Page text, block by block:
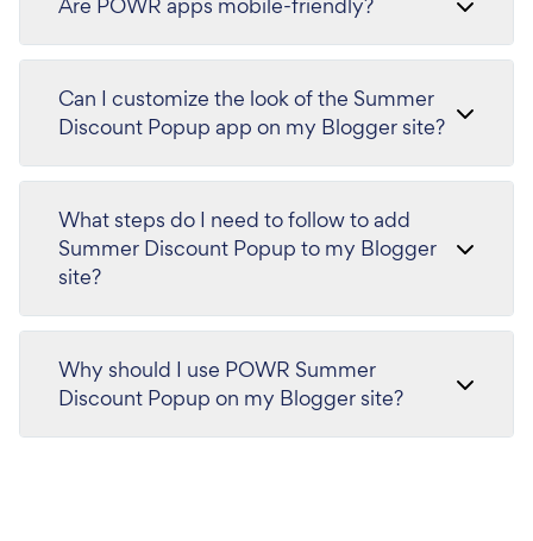
Can I customize the look of the Summer
Discount Popup app on my Blogger site?
What steps do I need to follow to add
Summer Discount Popup to my Blogger
site?
Why should I use POWR Summer
Discount Popup on my Blogger site?